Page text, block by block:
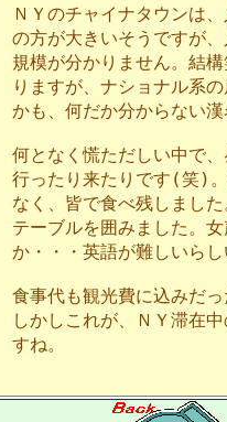
ＮＹのチャイナタウンは
の方が大きいそうですが
規模が分かりません。結
りますが、ナショナル系
かも、何だか分からない漢
何となく慌ただしい中で
行ったり来たりです(笑)
なく、皆で食べ残しまし
テーブルを囲みました。
か・・・英語が難しいら
食事代も観光費に込みだ
しかしこれが、ＮＹ滞在
すね。